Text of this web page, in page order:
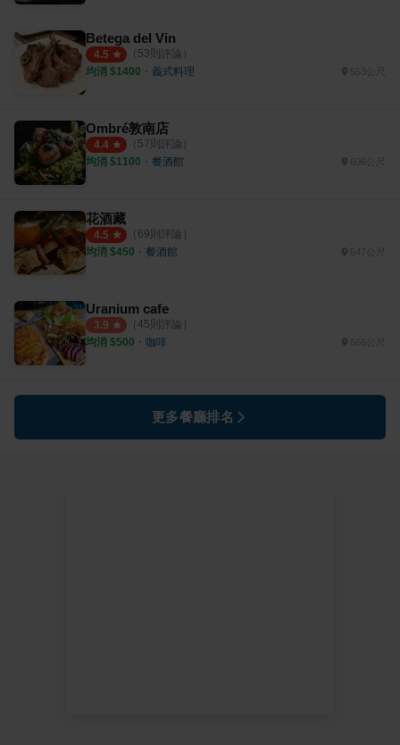
Betega del Vin
4.5 （ 53則評論）
均消 $1400 ・ 義式料理 553公尺
Ombré敦南店
4.4 （ 57則評論）
均消 $1100 ・ 餐酒館
花酒藏
4.5 （ 69則評論）
均消 $450 ・ 餐酒館 547公尺
Uranium cafe
3.9 （ 45則評論）
均消 $500 ・ 咖啡
更多餐廳排名